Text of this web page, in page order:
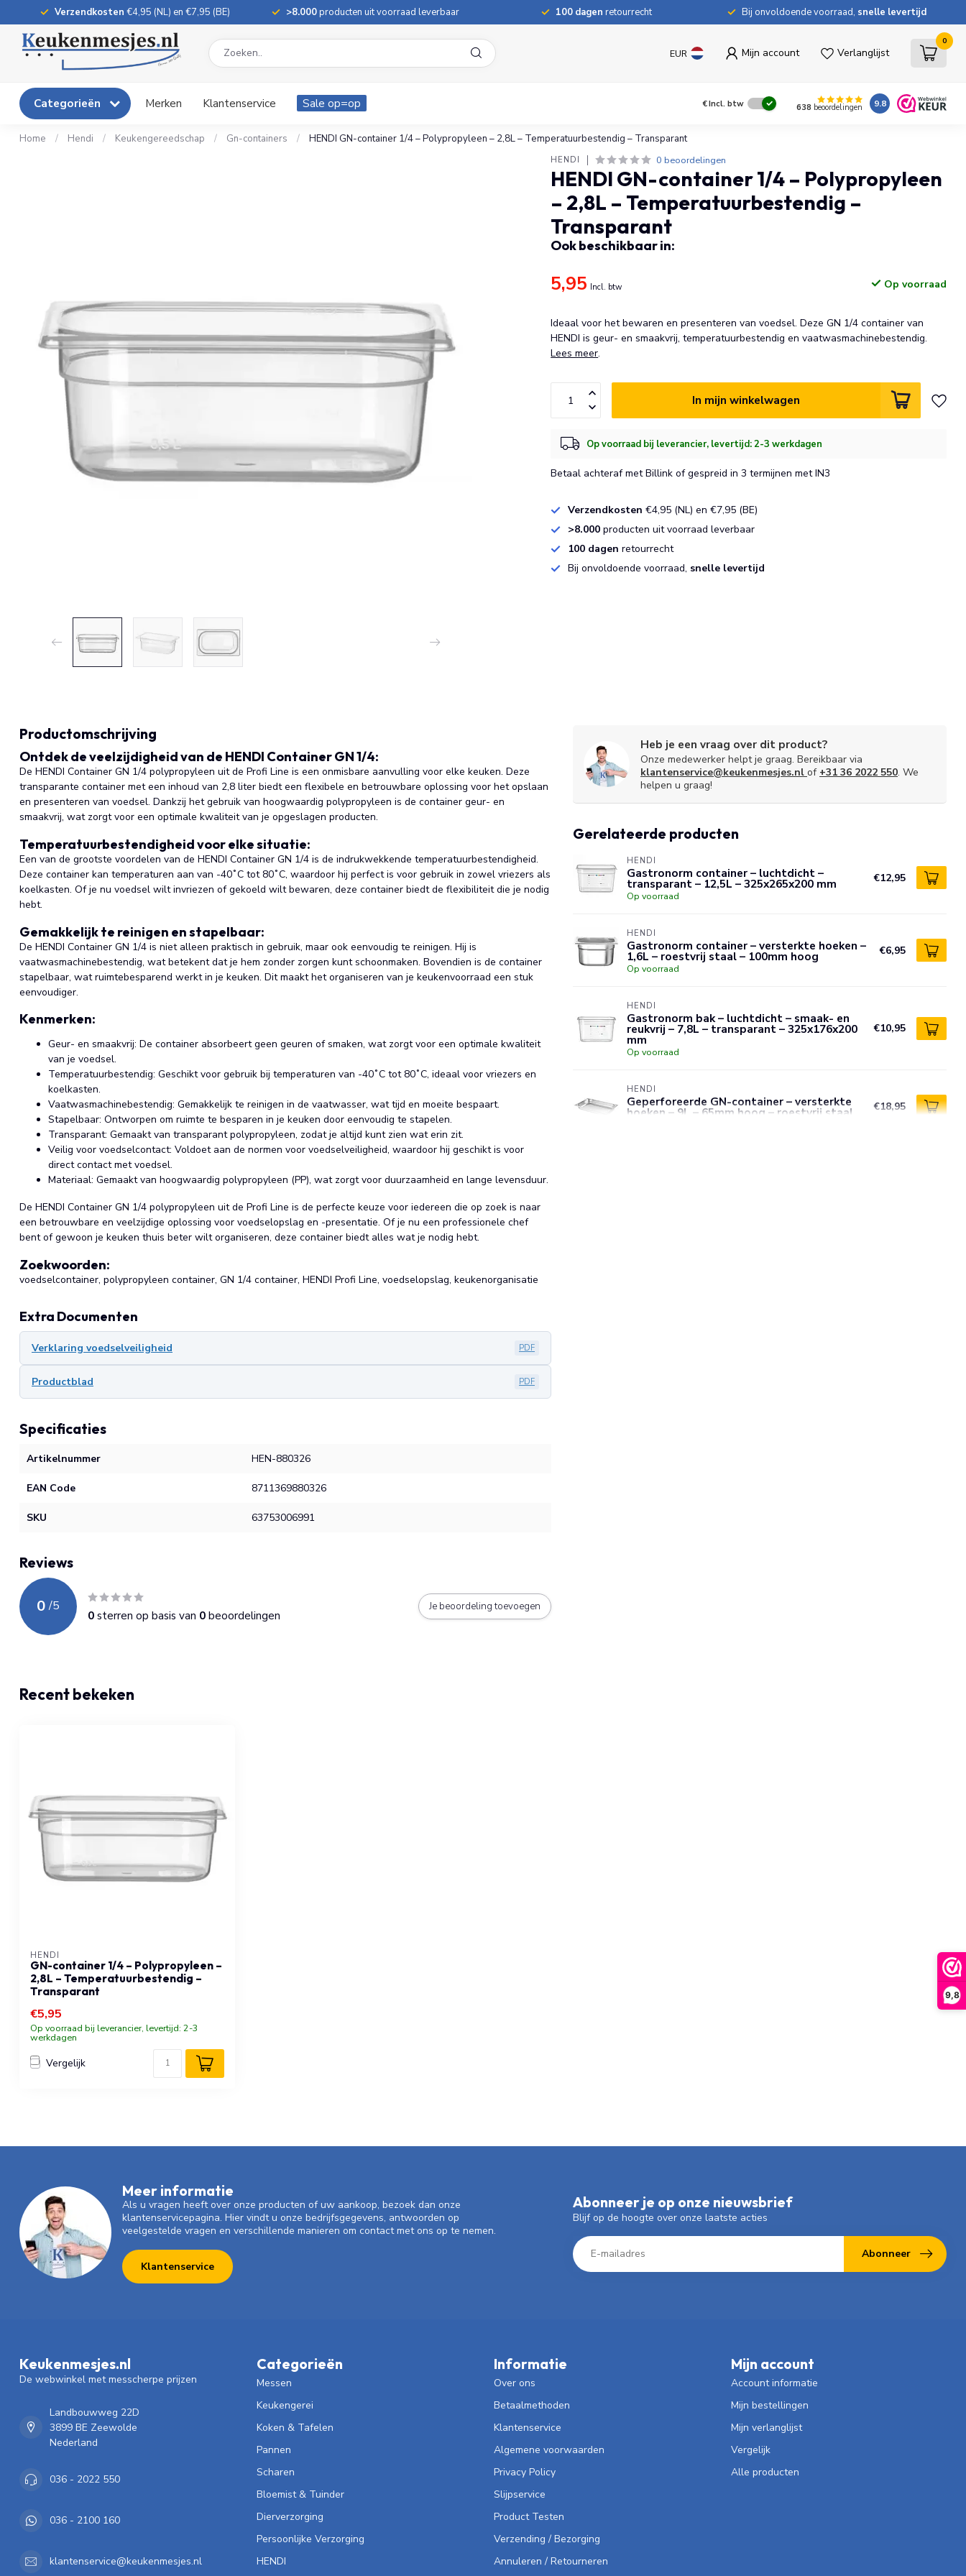
9,8
Verzendkosten €4,95 (NL) en €7,95 (BE) >8.000producten uit voorraad leverbaar 100 dagen retourrecht Bij onvoldoende voorraad, snelle levertijd
EUR Mijn account Verlanglijst
0
Categorieën Merken Klantenservice Sale op=op €Incl. btw 638 beoordelingen 9.8
Home / Hendi / Keukengereedschap / Gn-containers / HENDI GN-container 1/4 – Polypropyleen – 2,8L – Temperatuurbestendig – Transparant
HENDI 0 beoordelingen
HENDI GN-container 1/4 – Polypropyleen
– 2,8L – Temperatuurbestendig –
Transparant
Ook beschikbaar in:
5,95 Incl. btw Op voorraad
Ideaal voor het bewaren en presenteren van voedsel. Deze GN 1/4 container van
HENDI is geur- en smaakvrij, temperatuurbestendig en vaatwasmachinebestendig.
Lees meer.
In mijn winkelwagen
Op voorraad bij leverancier, levertijd: 2-3 werkdagen
Betaal achteraf met Billink of gespreid in 3 termijnen met IN3
Verzendkosten €4,95 (NL) en €7,95 (BE)
>8.000 producten uit voorraad leverbaar
100 dagenretourrecht
Bij onvoldoende voorraad, snelle levertijd
Productomschrijving
Ontdek de veelzijdigheid van de HENDI Container GN 1/4:
De HENDI Container GN 1/4 polypropyleen uit de Profi Line is een onmisbare aanvulling voor elke keuken. Deze
transparante container met een inhoud van 2,8 liter biedt een flexibele en betrouwbare oplossing voor het opslaan
en presenteren van voedsel. Dankzij het gebruik van hoogwaardig polypropyleen is de container geur- en
smaakvrij, wat zorgt voor een optimale kwaliteit van je opgeslagen producten.
Temperatuurbestendigheid voor elke situatie:
Een van de grootste voordelen van de HENDI Container GN 1/4 is de indrukwekkende temperatuurbestendigheid.
Deze container kan temperaturen aan van -40˚C tot 80˚C, waardoor hij perfect is voor gebruik in zowel vriezers als
koelkasten. Of je nu voedsel wilt invriezen of gekoeld wilt bewaren, deze container biedt de flexibiliteit die je nodig
hebt.
Gemakkelijk te reinigen en stapelbaar:
De HENDI Container GN 1/4 is niet alleen praktisch in gebruik, maar ook eenvoudig te reinigen. Hij is
vaatwasmachinebestendig, wat betekent dat je hem zonder zorgen kunt schoonmaken. Bovendien is de container
stapelbaar, wat ruimtebesparend werkt in je keuken. Dit maakt het organiseren van je keukenvoorraad een stuk
eenvoudiger.
Kenmerken:
Geur- en smaakvrij: De container absorbeert geen geuren of smaken, wat zorgt voor een optimale kwaliteit
van je voedsel.
Temperatuurbestendig: Geschikt voor gebruik bij temperaturen van -40˚C tot 80˚C, ideaal voor vriezers en
koelkasten.
Vaatwasmachinebestendig: Gemakkelijk te reinigen in de vaatwasser, wat tijd en moeite bespaart.
Stapelbaar: Ontworpen om ruimte te besparen in je keuken door eenvoudig te stapelen.
Transparant: Gemaakt van transparant polypropyleen, zodat je altijd kunt zien wat erin zit.
Veilig voor voedselcontact: Voldoet aan de normen voor voedselveiligheid, waardoor hij geschikt is voor
direct contact met voedsel.
Materiaal: Gemaakt van hoogwaardig polypropyleen (PP), wat zorgt voor duurzaamheid en lange levensduur.
De HENDI Container GN 1/4 polypropyleen uit de Profi Line is de perfecte keuze voor iedereen die op zoek is naar
een betrouwbare en veelzijdige oplossing voor voedselopslag en -presentatie. Of je nu een professionele chef
bent of gewoon je keuken thuis beter wilt organiseren, deze container biedt alles wat je nodig hebt.
Zoekwoorden:
voedselcontainer, polypropyleen container, GN 1/4 container, HENDI Profi Line, voedselopslag, keukenorganisatie
Extra Documenten
Verklaring voedselveiligheid PDF
Productblad PDF
Specificaties
Artikelnummer HEN-880326
EAN Code 8711369880326
SKU 63753006991
Reviews
0 /5
0sterren op basis van 0beoordelingen
Je beoordeling toevoegen
Heb je een vraag over dit product?
Onze medewerker helpt je graag. Bereikbaar via
klantenservice@keukenmesjes.nl of +31 36 2022 550. We
helpen u graag!
Gerelateerde producten
HENDI
Gastronorm container – luchtdicht –
transparant – 12,5L – 325x265x200 mm
Op voorraad
€12,95
HENDI
Gastronorm container – versterkte hoeken –
1,6L – roestvrij staal – 100mm hoog
Op voorraad
€6,95
HENDI
Gastronorm bak – luchtdicht – smaak- en
reukvrij – 7,8L – transparant – 325x176x200
mm
Op voorraad
€10,95
HENDI
Geperforeerde GN-container – versterkte
hoeken – 9L – 65mm hoog – roestvrij staal €18,95
Recent bekeken
HENDI
GN-container 1/4 – Polypropyleen –
2,8L – Temperatuurbestendig –
Transparant
€5,95
Op voorraad bij leverancier, levertijd: 2-3
werkdagen
Vergelijk
Meer informatie
Als u vragen heeft over onze producten of uw aankoop, bezoek dan onze
klantenservicepagina. Hier vindt u onze bedrijfsgegevens, antwoorden op
veelgestelde vragen en verschillende manieren om contact met ons op te nemen.
Klantenservice
Abonneer je op onze nieuwsbrief
Blijf op de hoogte over onze laatste acties
Abonneer
Keukenmesjes.nl
De webwinkel met messcherpe prijzen
Landbouwweg 22D
3899 BE Zeewolde
Nederland
036 - 2022 550
036 - 2100 160
klantenservice@keukenmesjes.nl
Categorieën
Messen
Keukengerei
Koken & Tafelen
Pannen
Scharen
Bloemist & Tuinder
Dierverzorging
Persoonlijke Verzorging
HENDI
Informatie
Over ons
Betaalmethoden
Klantenservice
Algemene voorwaarden
Privacy Policy
Slijpservice
Product Testen
Verzending / Bezorging
Annuleren / Retourneren
Mijn account
Account informatie
Mijn bestellingen
Mijn verlanglijst
Vergelijk
Alle producten